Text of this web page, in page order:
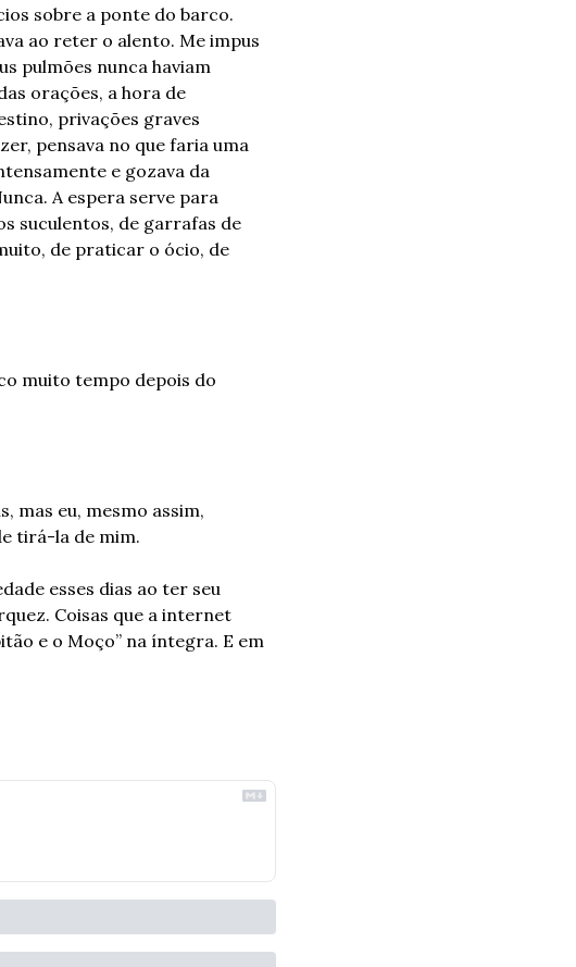
sobre a ponte do barco.
ao reter o alento. Me impus
pulmões nunca haviam
orações, a hora de
privações graves
pensava no que faria uma
e gozava da
A espera serve para
suculentos, de garrafas de
de praticar o ócio, de
muito tempo depois do
mas eu, mesmo assim,
tirá-la de mim.
esses dias ao ter seu
Coisas que a internet
e o Moço” na íntegra. E em